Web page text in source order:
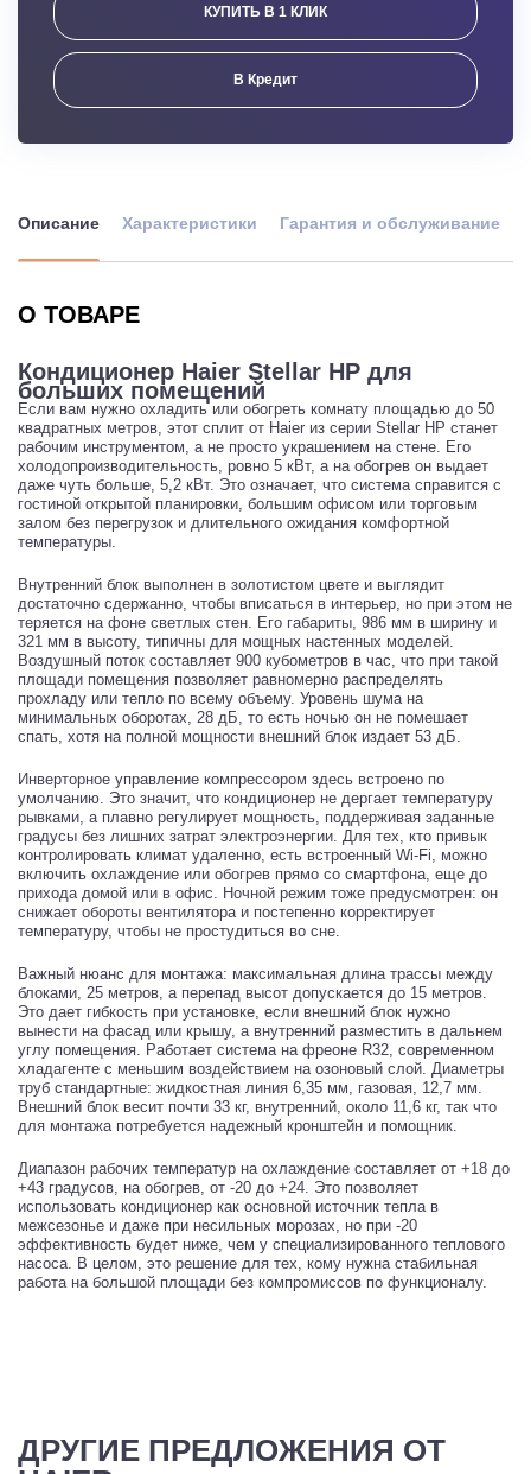
КУПИТЬ В 1 КЛИК
В Кредит
Описание Характеристики Гарантия и обслуживание
О ТОВАРЕ
Кондиционер Haier Stellar HP для
больших помещений
Если вам нужно охладить или обогреть комнату площадью до 50
квадратных метров, этот сплит от Haier из серии Stellar HP станет
рабочим инструментом, а не просто украшением на стене. Его
холодопроизводительность, ровно 5 кВт, а на обогрев он выдает
даже чуть больше, 5,2 кВт. Это означает, что система справится с
гостиной открытой планировки, большим офисом или торговым
залом без перегрузок и длительного ожидания комфортной
температуры.
Внутренний блок выполнен в золотистом цвете и выглядит
достаточно сдержанно, чтобы вписаться в интерьер, но при этом не
теряется на фоне светлых стен. Его габариты, 986 мм в ширину и
321 мм в высоту, типичны для мощных настенных моделей.
Воздушный поток составляет 900 кубометров в час, что при такой
площади помещения позволяет равномерно распределять
прохладу или тепло по всему объему. Уровень шума на
минимальных оборотах, 28 дБ, то есть ночью он не помешает
спать, хотя на полной мощности внешний блок издает 53 дБ.
Инверторное управление компрессором здесь встроено по
умолчанию. Это значит, что кондиционер не дергает температуру
рывками, а плавно регулирует мощность, поддерживая заданные
градусы без лишних затрат электроэнергии. Для тех, кто привык
контролировать климат удаленно, есть встроенный Wi-Fi, можно
включить охлаждение или обогрев прямо со смартфона, еще до
прихода домой или в офис. Ночной режим тоже предусмотрен: он
снижает обороты вентилятора и постепенно корректирует
температуру, чтобы не простудиться во сне.
Важный нюанс для монтажа: максимальная длина трассы между
блоками, 25 метров, а перепад высот допускается до 15 метров.
Это дает гибкость при установке, если внешний блок нужно
вынести на фасад или крышу, а внутренний разместить в дальнем
углу помещения. Работает система на фреоне R32, современном
хладагенте с меньшим воздействием на озоновый слой. Диаметры
труб стандартные: жидкостная линия 6,35 мм, газовая, 12,7 мм.
Внешний блок весит почти 33 кг, внутренний, около 11,6 кг, так что
для монтажа потребуется надежный кронштейн и помощник.
Диапазон рабочих температур на охлаждение составляет от +18 до
+43 градусов, на обогрев, от -20 до +24. Это позволяет
использовать кондиционер как основной источник тепла в
межсезонье и даже при несильных морозах, но при -20
эффективность будет ниже, чем у специализированного теплового
насоса. В целом, это решение для тех, кому нужна стабильная
работа на большой площади без компромиссов по функционалу.
ДРУГИЕ ПРЕДЛОЖЕНИЯ ОТ